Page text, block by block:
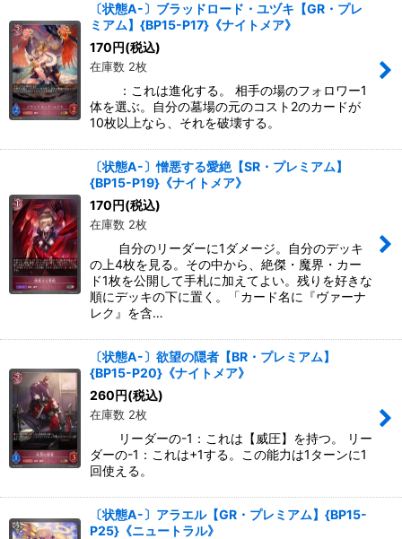
〔状態A-〕ブラッドロード・ユヅキ【GR・プレ
ミアム】{BP15-P17}《ナイトメア》
170円(税込)
在庫数 2枚
：これは進化する。 相手の場のフォロワー1
体を選ぶ。自分の墓場の元のコスト2のカードが
10枚以上なら、それを破壊する。
〔状態A-〕憎悪する愛絶【SR・プレミアム】
{BP15-P19}《ナイトメア》
170円(税込)
在庫数 2枚
自分のリーダーに1ダメージ。自分のデッキ
の上4枚を見る。その中から、絶傑・魔界・カー
ド1枚を公開して手札に加えてよい。残りを好きな
順にデッキの下に置く。「カード名に『ヴァーナ
レク』を含…
〔状態A-〕欲望の隠者【BR・プレミアム】
{BP15-P20}《ナイトメア》
260円(税込)
在庫数 2枚
リーダーの-1：これは【威圧】を持つ。 リー
ダーの-1：これは+1する。この能力は1ターンに1
回使える。
〔状態A-〕アラエル【GR・プレミアム】{BP15-
P25}《ニュートラル》